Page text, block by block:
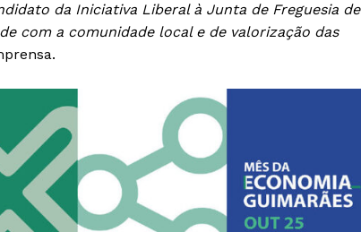
da Iniciativa Liberal à Junta de Freguesia de
com a comunidade local e de valorização das